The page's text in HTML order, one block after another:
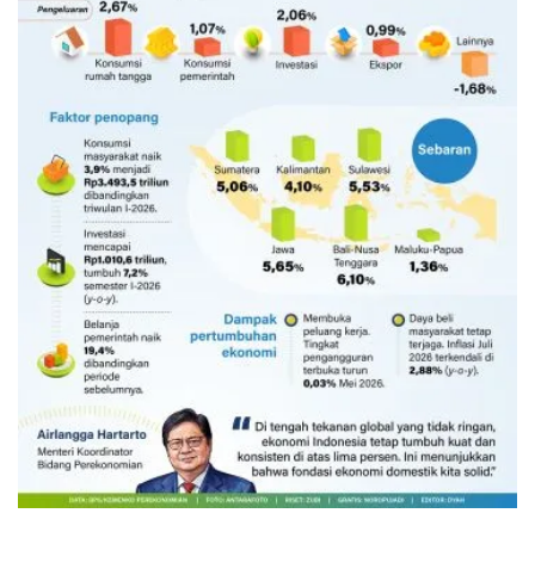
Ekonomi triwulan II-2026 tumbuh
5,29 persen
Kemarin 18:45